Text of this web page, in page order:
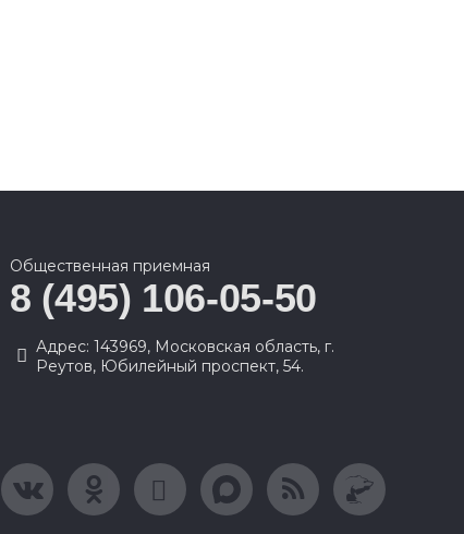
Общественная приемная
8 (495) 106-05-50
Адрес: 143969, Московская область, г.
Реутов, Юбилейный проспект, 54.